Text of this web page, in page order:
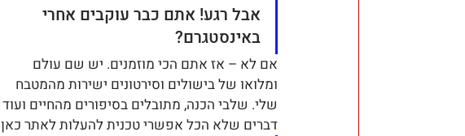
אבל רגע! אתם כבר עוקבים אחרי
באינסטגרם?
אם לא – אז אתם הכי מוזמנים. יש שם עולם
ומלואו של בישולים וסירטונים ישירות מהמטבח
שלי. שלבי הכנה, מתובלים בסיפורים מהחיים ועוד
דברים שלא הכל אפשרי טכנית להעלות לאתר כאן